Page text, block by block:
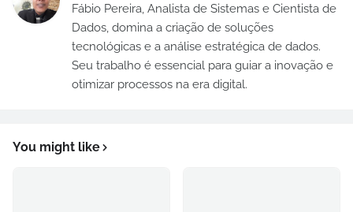
Fábio Pereira, Analista de Sistemas e Cientista de
Dados, domina a criação de soluções
tecnológicas e a análise estratégica de dados.
Seu trabalho é essencial para guiar a inovação e
otimizar processos na era digital.
You might like